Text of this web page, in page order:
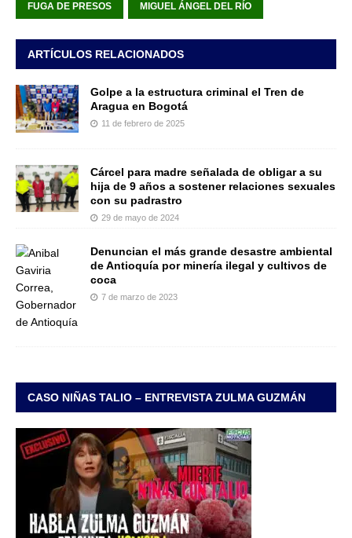
FUGA DE PRESOS MIGUEL ÁNGEL DEL RÍO
ARTÍCULOS RELACIONADOS
Golpe a la estructura criminal el Tren de
Aragua en Bogotá
11 de febrero de 2025
Cárcel para madre señalada de obligar a su
hija de 9 años a sostener relaciones sexuales
con su padrastro
29 de mayo de 2024
Denuncian el más grande desastre ambiental
de Antioquía por minería ilegal y cultivos de
coca
7 de marzo de 2023
CASO NIÑAS TALIO – ENTREVISTA ZULMA GUZMÁN